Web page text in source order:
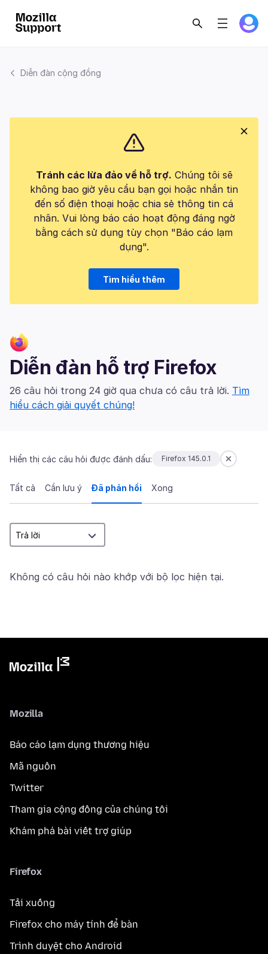
Diễn đàn cộng đồng
Tránh các lừa đảo về hỗ trợ. Chúng tôi sẽ
không bao giờ yêu cầu bạn gọi hoặc nhắn tin
đến số điện thoại hoặc chia sẻ thông tin cá
nhân. Vui lòng báo cáo hoạt động đáng ngờ
bằng cách sử dụng tùy chọn "Báo cáo lạm
dụng".
Tìm hiểu thêm
Diễn đàn hỗ trợ Firefox
26 câu hỏi trong 24 giờ qua chưa có câu trả lời. Tìm
hiểu cách giải quyết chúng!
Hiển thị các câu hỏi được đánh dấu: Firefox 145.0.1
Tất cả Cần lưu ý Đã phản hồi Xong
Không có câu hỏi nào khớp với bộ lọc hiện tại.
Mozilla
Báo cáo lạm dụng thương hiệu
Mã nguồn
Twitter
Tham gia cộng đồng của chúng tôi
Khám phá bài viết trợ giúp
Firefox
Tải xuống
Firefox cho máy tính để bàn
Trình duyệt cho Android